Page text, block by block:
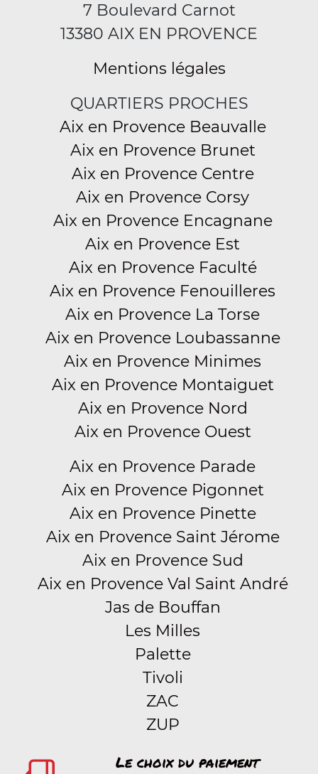
7 Boulevard Carnot
13380 AIX EN PROVENCE
Mentions légales
QUARTIERS PROCHES
Aix en Provence Beauvalle
Aix en Provence Brunet
Aix en Provence Centre
Aix en Provence Corsy
Aix en Provence Encagnane
Aix en Provence Est
Aix en Provence Faculté
Aix en Provence Fenouilleres
Aix en Provence La Torse
Aix en Provence Loubassanne
Aix en Provence Minimes
Aix en Provence Montaiguet
Aix en Provence Nord
Aix en Provence Ouest
Aix en Provence Parade
Aix en Provence Pigonnet
Aix en Provence Pinette
Aix en Provence Saint Jérome
Aix en Provence Sud
Aix en Provence Val Saint André
Jas de Bouffan
Les Milles
Palette
Tivoli
ZAC
ZUP
Le choix du paiement